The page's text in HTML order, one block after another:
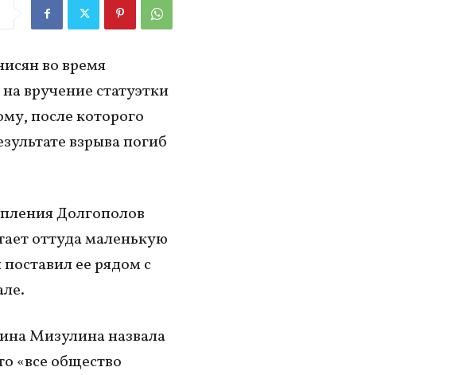
во время
вручение статуэтки
после которого
взрыва погиб
Долгополов
оттуда маленькую
ее рядом с
Мизулина назвала
«все общество